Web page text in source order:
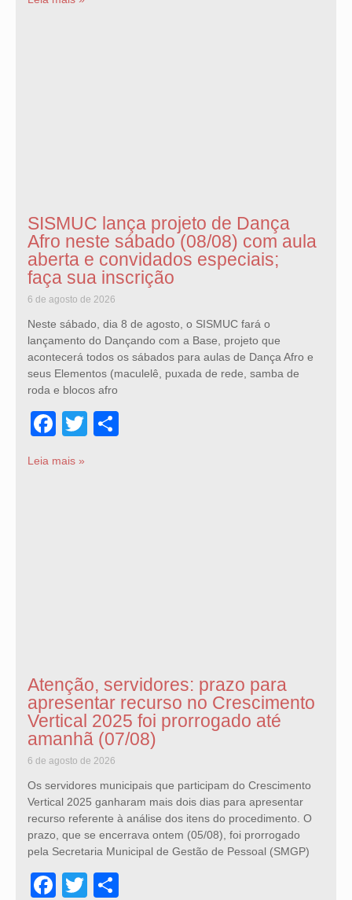
SISMUC lança projeto de Dança
Afro neste sábado (08/08) com aula
aberta e convidados especiais;
faça sua inscrição
6 de agosto de 2026
Neste sábado, dia 8 de agosto, o SISMUC fará o
lançamento do Dançando com a Base, projeto que
acontecerá todos os sábados para aulas de Dança Afro e
seus Elementos (maculelê, puxada de rede, samba de
roda e blocos afro
Facebook
Twitter
Leia mais »
Atenção, servidores: prazo para
apresentar recurso no Crescimento
Vertical 2025 foi prorrogado até
amanhã (07/08)
6 de agosto de 2026
Os servidores municipais que participam do Crescimento
Vertical 2025 ganharam mais dois dias para apresentar
recurso referente à análise dos itens do procedimento. O
prazo, que se encerrava ontem (05/08), foi prorrogado
pela Secretaria Municipal de Gestão de Pessoal (SMGP)
Facebook
Twitter